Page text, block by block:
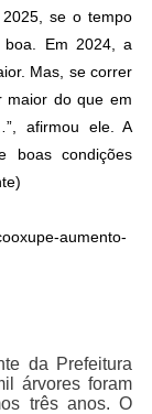
se o tempo
boa. Em 2024, a
Mas, se correr
maior do que em
afirmou ele. A
boas condições
aumento-
da Prefeitura
árvores foram
três anos. O